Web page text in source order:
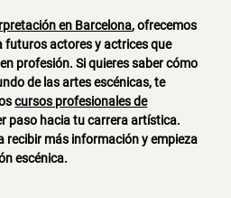
en Barcelona, ofrecemos
futurosactores y actricesque
profesión. Si quieres saber cómo
de las artes escénicas, te
cursos profesionales de
paso hacia tu carrera artística.
recibir más información y empieza
escénica.